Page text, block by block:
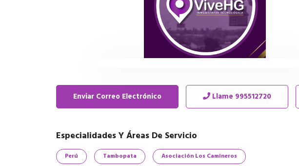
Enviar Correo Electrónico Llame 995512720
Especialidades Y Áreas De Servicio
Perú Tambopata Asociación Los Camineros